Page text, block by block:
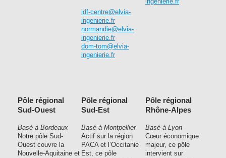
idf-centre@elvia-
ingenierie.fr
normandie@elvia-
ingenierie.fr
dom-tom@elvia-
ingenierie.fr
ingenierie.fr
Pôle régional
Sud-Ouest
Basé à Bordeaux
Notre pôle Sud-
Ouest couvre la
Nouvelle-Aquitaine et
Pôle régional
Sud-Est
Basé à Montpellier
Actif sur la région
PACA et l’Occitanie
Est, ce pôle
Pôle régional
Rhône-Alpes
Basé à Lyon
Cœur économique
majeur, ce pôle
intervient sur